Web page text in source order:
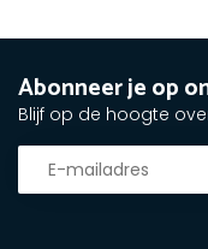
Abonneer je op
Blijf op de hoogte